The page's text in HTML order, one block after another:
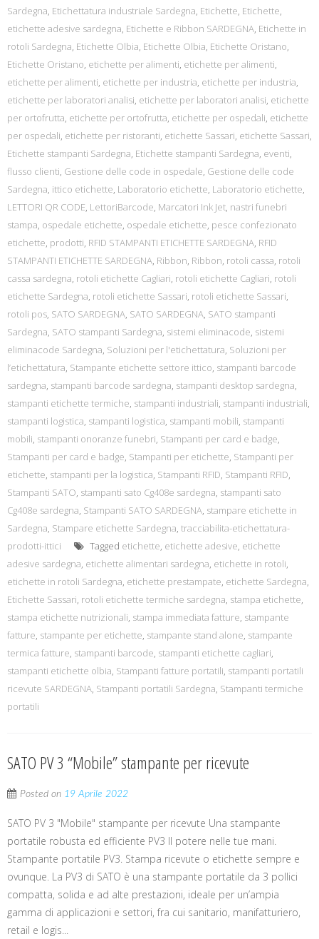
Sardegna, Etichettatura industriale Sardegna, Etichette, Etichette,
etichette adesive sardegna, Etichette e Ribbon SARDEGNA, Etichette in
rotoli Sardegna, Etichette Olbia, Etichette Olbia, Etichette Oristano,
Etichette Oristano, etichette per alimenti, etichette per alimenti,
etichette per alimenti, etichette per industria, etichette per industria,
etichette per laboratori analisi, etichette per laboratori analisi, etichette
per ortofrutta, etichette per ortofrutta, etichette per ospedali, etichette
per ospedali, etichette per ristoranti, etichette Sassari, etichette Sassari,
Etichette stampanti Sardegna, Etichette stampanti Sardegna, eventi,
flusso clienti, Gestione delle code in ospedale, Gestione delle code
Sardegna, ittico etichette, Laboratorio etichette, Laboratorio etichette,
LETTORI QR CODE, LettoriBarcode, Marcatori Ink Jet, nastri funebri
stampa, ospedale etichette, ospedale etichette, pesce confezionato
etichette, prodotti, RFID STAMPANTI ETICHETTE SARDEGNA, RFID
STAMPANTI ETICHETTE SARDEGNA, Ribbon, Ribbon, rotoli cassa, rotoli
cassa sardegna, rotoli etichette Cagliari, rotoli etichette Cagliari, rotoli
etichette Sardegna, rotoli etichette Sassari, rotoli etichette Sassari,
rotoli pos, SATO SARDEGNA, SATO SARDEGNA, SATO stampanti
Sardegna, SATO stampanti Sardegna, sistemi eliminacode, sistemi
eliminacode Sardegna, Soluzioni per l'etichettatura, Soluzioni per
l’etichettatura, Stampante etichette settore ittico, stampanti barcode
sardegna, stampanti barcode sardegna, stampanti desktop sardegna,
stampanti etichette termiche, stampanti industriali, stampanti industriali,
stampanti logistica, stampanti logistica, stampanti mobili, stampanti
mobili, stampanti onoranze funebri, Stampanti per card e badge,
Stampanti per card e badge, Stampanti per etichette, Stampanti per
etichette, stampanti per la logistica, Stampanti RFID, Stampanti RFID,
Stampanti SATO, stampanti sato Cg408e sardegna, stampanti sato
Cg408e sardegna, Stampanti SATO SARDEGNA, stampare etichette in
Sardegna, Stampare etichette Sardegna, tracciabilita-etichettatura-
prodotti-ittici
Tagged etichette, etichette adesive, etichette
adesive sardegna, etichette alimentari sardegna, etichette in rotoli,
etichette in rotoli Sardegna, etichette prestampate, etichette Sardegna,
Etichette Sassari, rotoli etichette termiche sardegna, stampa etichette,
stampa etichette nutrizionali, stampa immediata fatture, stampante
fatture, stampante per etichette, stampante stand alone, stampante
termica fatture, stampanti barcode, stampanti etichette cagliari,
stampanti etichette olbia, Stampanti fatture portatili, stampanti portatili
ricevute SARDEGNA, Stampanti portatili Sardegna, Stampanti termiche
portatili
SATO PV 3 “Mobile” stampante per ricevute
Posted on 19 Aprile 2022
SATO PV 3 "Mobile" stampante per ricevute Una stampante
portatile robusta ed efficiente PV3 Il potere nelle tue mani.
Stampante portatile PV3. Stampa ricevute o etichette sempre e
ovunque. La PV3 di SATO è una stampante portatile da 3 pollici
compatta, solida e ad alte prestazioni, ideale per un’ampia
gamma di applicazioni e settori, fra cui sanitario, manifatturiero,
retail e logis...